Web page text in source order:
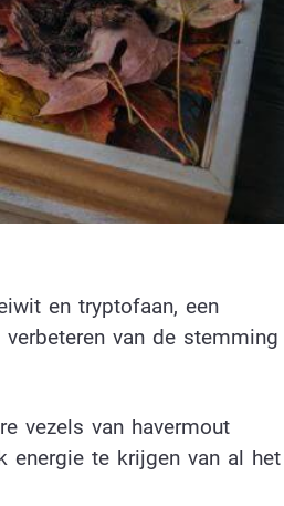
en tryptofaan, een
van de stemming
vezels van havermout
energie te krijgen van al het